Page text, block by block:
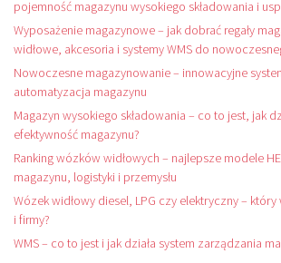
pojemność magazynu wysokiego składowania i
Wyposażenie magazynowe – jak dobrać regały
widłowe, akcesoria i systemy WMS do
Nowoczesne magazynowanie – innowacyjne
automatyzacja magazynu
Magazyn wysokiego składowania – co to jest, jak
efektywność magazynu?
Ranking wózków widłowych – najlepsze modele
magazynu, logistyki i przemysłu
Wózek widłowy diesel, LPG czy elektryczny –
i firmy?
WMS – co to jest i jak działa system zarządzania